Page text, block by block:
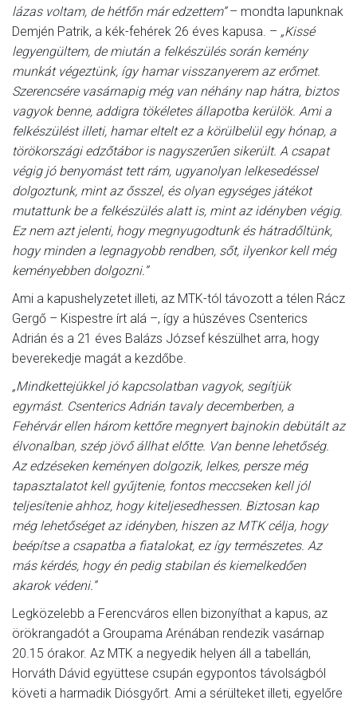
lázas voltam, de hétfőn már edzettem”– mondta lapunknak
Demjén Patrik, a kék-fehérek 26 éves kapusa. – „Kissé
legyengültem, de miután a felkészülés során kemény
munkát végeztünk, így hamar visszanyerem az erőmet.
Szerencsére vasárnapig még van néhány nap hátra, biztos
vagyok benne, addigra tökéletes állapotba kerülök. Ami a
felkészülést illeti, hamar eltelt ez a körülbelül egy hónap, a
törökországi edzőtábor is nagyszerűen sikerült. A csapat
végig jó benyomást tett rám, ugyanolyan lelkesedéssel
dolgoztunk, mint az ősszel, és olyan egységes játékot
mutattunk be a felkészülés alatt is, mint az idényben végig.
Ez nem azt jelenti, hogy megnyugodtunk és hátradőltünk,
hogy minden a legnagyobb rendben, sőt, ilyenkor kell még
keményebben dolgozni.”
Ami a kapushelyzetet illeti, az MTK-tól távozott a télen Rácz
Gergő – Kispestre írt alá –, így a húszéves Csenterics
Adrián és a 21 éves Balázs József készülhet arra, hogy
beverekedje magát a kezdőbe.
„Mindkettejükkel jó kapcsolatban vagyok, segítjük
egymást. Csenterics Adrián tavaly decemberben, a
Fehérvár ellen három kettőre megnyert bajnokin debütált az
élvonalban, szép jövő állhat előtte. Van benne lehetőség.
Az edzéseken keményen dolgozik, lelkes, persze még
tapasztalatot kell gyűjtenie, fontos meccseken kell jól
teljesítenie ahhoz, hogy kiteljesedhessen. Biztosan kap
még lehetőséget az idényben, hiszen az MTK célja, hogy
beépítse a csapatba a fiatalokat, ez így természetes. Az
más kérdés, hogy én pedig stabilan és kiemelkedően
akarok védeni.”
Legközelebb a Ferencváros ellen bizonyíthat a kapus, az
örökrangadót a Groupama Arénában rendezik vasárnap
20.15 órakor. Az MTK a negyedik helyen áll a tabellán,
Horváth Dávid együttese csupán egypontos távolságból
követi a harmadik Diósgyőrt. Ami a sérülteket illeti, egyelőre